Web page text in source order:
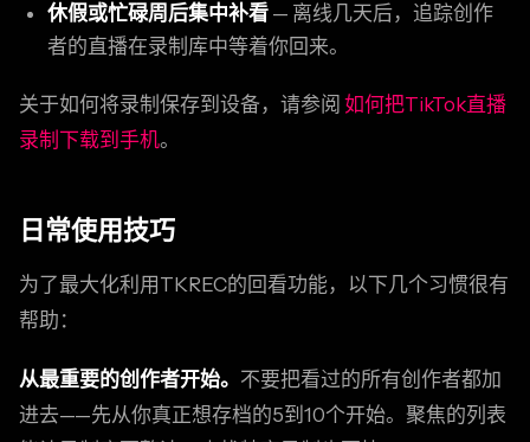
休假或忙碌周后集中补看 — 离线几天后，追踪创作
者的直播在录制库中等着你回来。
关于如何将录制保存到设备，请参阅 如何把TikTok直播
录制下载到手机。
日常使用技巧
为了最大化利用TKREC的回看功能，以下几个习惯很有
帮助：
从最重要的创作者开始。 不要把看过的所有创作者都加
进去——先从你真正想存档的5到10个开始。聚焦的列表